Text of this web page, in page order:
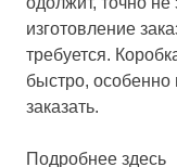
изготовление
требуется.
быстро, особенно
заказать.
Подробнее здесь